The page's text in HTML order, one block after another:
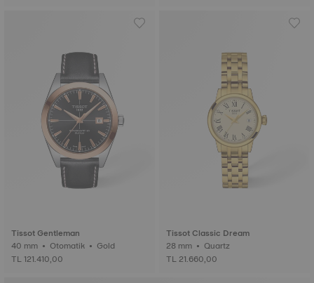
Tissot Gentleman
40 mm • Otomatik • Gold
TL 121.410,00
Tissot Classic Dream
28 mm • Quartz
TL 21.660,00